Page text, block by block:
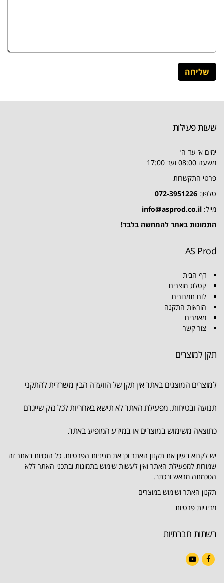
שעות פעילות
ימים א’ עד ה’
משעה 08:00 ועד 17:00
פרטי התקשרות
טלפון: 072-3951226
מייל: info@asprod.co.il
התמונות באתר להמחשה בלבד!
AS Prod
דף הבית
קטלוג מוצרים
לוח תמרורים
הוראות התקנה
מאמרים
צור קשר
תקן למוצרים
למוצרים המוצגים באתר אין תקן של הוועדה הבין משרדית להתקני
תנועה ובטיחות. מפעילת האתר לא תישא באחריות לכל נזק שייגרם
כתוצאה משימוש במוצרים או במידע המופיע באתר.
יש לקרוא בעיון את תקנון האתר וכן את מדיניות הפרטיות. כל הזכויות באתר זה
שמורות למפעילת האתר ואין לעשות שימוש בתמונות ובתכני האתר ללא
הסכמתה מראש ובכתב.
תקנון האתר ושימוש במוצרים
מדיניות פרטיות
רשתות חברתיות